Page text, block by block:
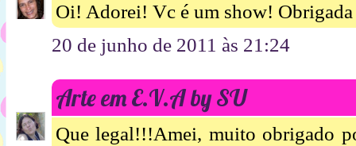
Oi! Adorei! Vc é um show!
20 de junho de 2011 às 21:24
Arte em E.V.A by SU
Que legal!!!Amei, muito obrigado